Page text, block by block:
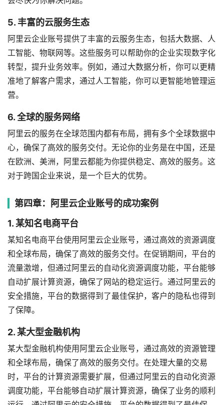
5. 丰富的云服务生态
阿里云企业账号提供了丰富的云服务生态，包括大数据、人
工智能、物联网等。这些服务可以帮助你的企业实现数字化
转型，提升业务效率。例如，通过大数据分析，你可以更精
准地了解客户需求，通过人工智能，你可以更智能地管理运
营。
6. 全球的服务网络
阿里云的服务在全球范围内都有布局，拥有多个全球数据中
心，确保了高效的服务交付。无论你的业务是在中国，还是
在欧洲、美洲，阿里云都能为你提供稳定、高效的服务。这
对于跨国企业来说，是一个巨大的优势。
第四章：阿里云企业账号的成功案例
1. 某知名电商平台
某知名电商平台使用阿里云企业账号，通过高效的资源调度
和全球布局，确保了高效的服务交付。在促销期间，平台的
流量激增，但通过阿里云的自动化资源调度功能，平台能够
自动扩展计算资源，确保了网站的稳定运行。通过阿里云的
安全措施，平台的数据得到了最佳保护，客户的隐私也得到
了保障。
2. 某大型金融机构
某大型金融机构使用阿里云企业账号，通过高效的资源管理
和全球布局，确保了高效的服务交付。在处理大量的交易
时，平台的计算资源需要扩展，但通过阿里云的自动化资源
调度功能，平台能够自动扩展计算资源，确保了业务的顺利